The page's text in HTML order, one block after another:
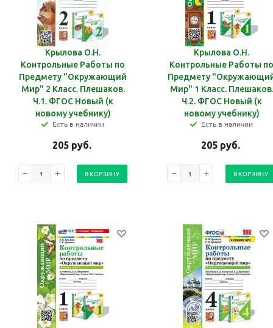
Крылова О.Н.
Контрольные Работы по
Предмету "Окружающий
Мир" 2 Класс. Плешаков.
Ч.1. ФГОС Новый (к
новому учебнику)
Есть в наличии
205руб.
В КОРЗИНУ
Крылова О.Н.
Контрольные Работы по
Предмету
Мир" 1 Класс. Плешаков.
Ч.2. ФГОС Новый (к
новому учебнику)
Есть в наличии
205руб.
В КОРЗИНУ